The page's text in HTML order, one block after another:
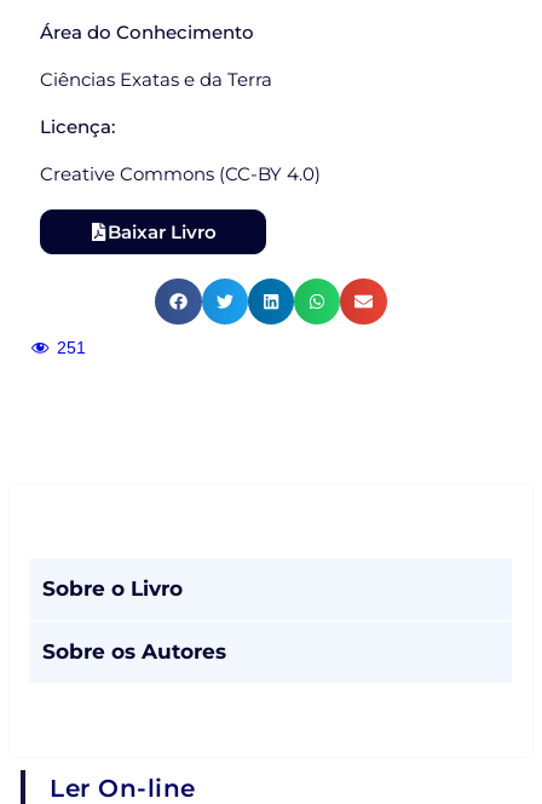
Área do Conhecimento
Ciências Exatas e da Terra
Licença:
Creative Commons (CC-BY 4.0)
Baixar Livro
251
Sobre o Livro
Sobre os Autores
Ler On-line